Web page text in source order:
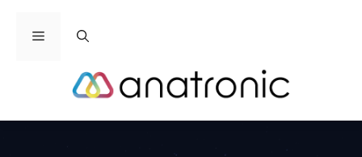
Menú